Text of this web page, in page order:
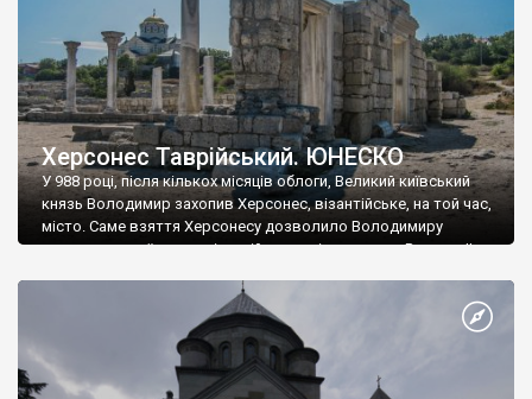
Херсонес Таврійський. ЮНЕСКО
У 988 році, після кількох місяців облоги, Великий київський
князь Володимир захопив Херсонес, візантійське, на той час,
місто. Саме взяття Херсонесу дозволило Володимиру
диктувати свої умови візантійському імператору Василю ІІ, та
Херсонесі Володимир-язичник, став Василем-християнином.
А потім було Хрещення Русі. На честь Херсонесу Таврійського